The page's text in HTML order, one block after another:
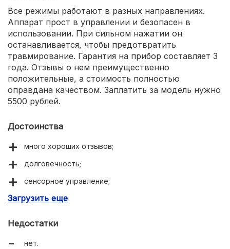
Все режимы работают в разных направлениях.
Аппарат прост в управлении и безопасен в
использовании. При сильном нажатии он
останавливается, чтобы предотвратить
травмирование. Гарантия на прибор составляет 3
года. Отзывы о нем преимущественно
положительные, а стоимость полностью
оправдана качеством. Заплатить за модель нужно
5500 рублей.
Достоинства
много хороших отзывов;
долговечность;
сенсорное управление;
автоотключение при сильном нажатии;
Загрузить еще
Недостатки
нет.